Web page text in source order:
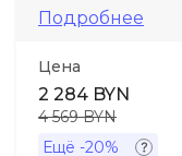
Подробнее
Цена
2 284 BYN
4 569 BYN
Ещё -20%